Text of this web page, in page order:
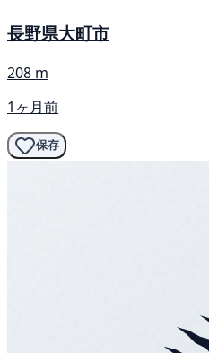
長野県大町市
208 m
1ヶ月前
保存